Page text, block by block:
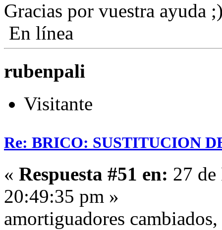
Gracias por vuestra ayuda
En línea
rubenpali
Visitante
Re: BRICO: SUSTITUCION
« Respuesta #51 en: 27
20:49:35 pm »
amortiguadores